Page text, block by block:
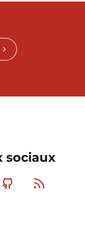
sociaux
Github